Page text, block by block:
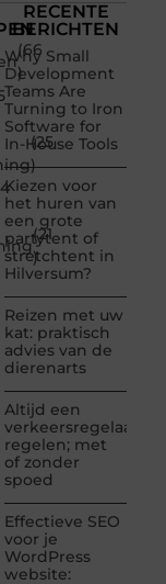
(66
)
(25
)
(21
)
RECENTE
BERICHTEN
Why Small
Development
Teams Are
Turning to Iron
Software for
In-House Tools
Kiezen voor
het huren van
een grote
partytent of
stretchtent in
Hilversum?
Reizen met uw
kat: praktisch
advies van de
dierenarts
Altijd een
verkeersregelaar
regelen; met
of zonder
spoed
Effectieve SEO
voor je
WordPress
website: